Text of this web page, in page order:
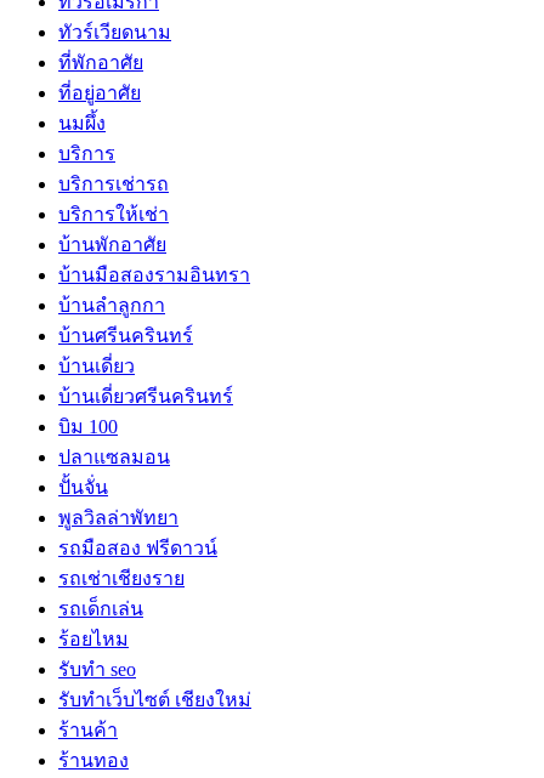
ทัวร์เวียดนาม
ที่พักอาศัย
ที่อยู่อาศัย
นมผึ้ง
บริการ
บริการเช่ารถ
บริการให้เช่า
บ้านพักอาศัย
บ้านมือสองรามอินทรา
บ้านลำลูกกา
บ้านศรีนครินทร์
บ้านเดี่ยว
บ้านเดี่ยวศรีนครินทร์
บิม 100
ปลาแซลมอน
ปั้นจั่น
พูลวิลล่าพัทยา
รถมือสอง ฟรีดาวน์
รถเช่าเชียงราย
รถเด็กเล่น
ร้อยไหม
รับทำ seo
รับทำเว็บไซต์ เชียงใหม่
ร้านค้า
ร้านทอง